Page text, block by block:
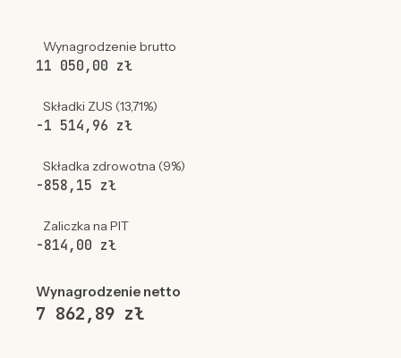
Wynagrodzenie brutto
11 050,00 zł
Składki ZUS (13,71%)
-1 514,96 zł
Składka zdrowotna (9%)
-858,15 zł
Zaliczka na PIT
-814,00 zł
Wynagrodzenie netto
7 862,89 zł